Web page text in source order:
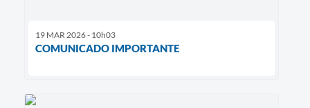
19 MAR 2026 - 10h03
COMUNICADO IMPORTANTE